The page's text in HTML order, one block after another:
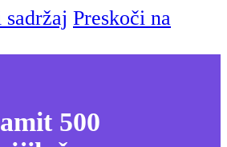
Preskoči na
500